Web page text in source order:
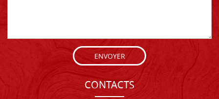
ENVOYER
CONTACTS